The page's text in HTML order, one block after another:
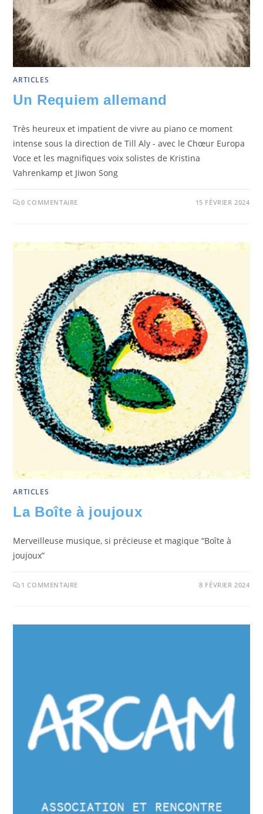
ARTICLES
Un Requiem allemand
Très heureux et impatient de vivre au piano ce moment
intense sous la direction de Till Aly - avec le Chœur Europa
Voce et les magnifiques voix solistes de Kristina
Vahrenkamp et Jiwon Song
0 COMMENTAIRE 15 FÉVRIER 2024
ARTICLES
La Boîte à joujoux
Merveilleuse musique, si précieuse et magique “Boîte à
joujoux”
1 COMMENTAIRE 8 FÉVRIER 2024